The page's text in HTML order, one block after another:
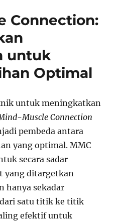
Connection:
untuk
Optimal
untuk meningkatkan
Muscle Connection
pembeda antara
yang optimal. MMC
secara sadar
yang ditargetkan
hanya sekadar
satu titik ke titik
efektif untuk